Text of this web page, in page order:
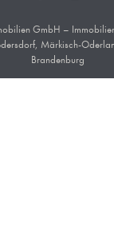
GmbH –
Märkisch-
Brandenburg